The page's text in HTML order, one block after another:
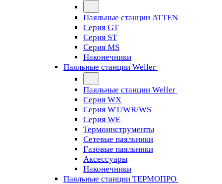
Паяльные станции ATTEN
Серия GT
Серия ST
Серия MS
Наконечники
Паяльные станции Weller
Паяльные станции Weller
Серия WX
Серия WT/WR/WS
Серия WE
Термоинструменты
Сетевые паяльники
Газовые паяльники
Аксессуары
Наконечники
Паяльные станции ТЕРМОПРО